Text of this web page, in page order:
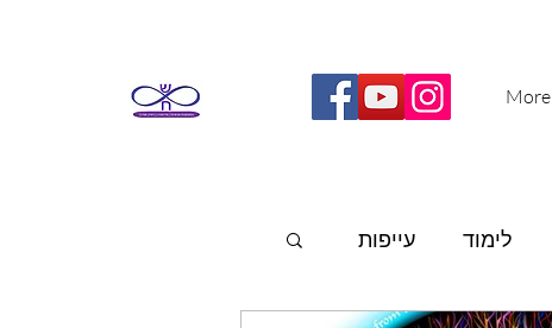
More
לימוד עייפות